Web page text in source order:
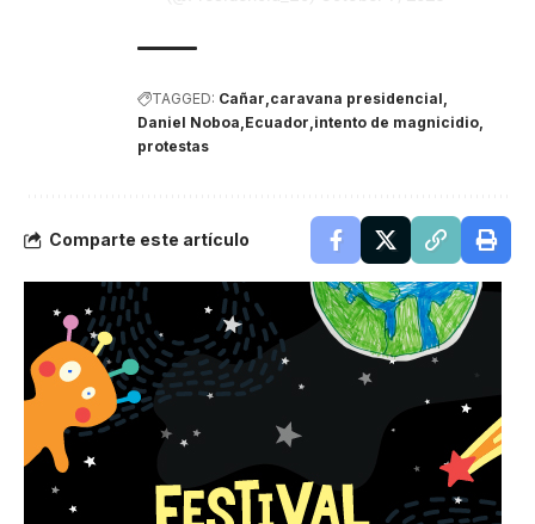
TAGGED: Cañar caravana presidencial
Daniel Noboa Ecuador intento de magnicidio
protestas
Comparte este artículo